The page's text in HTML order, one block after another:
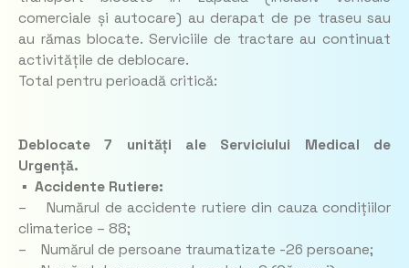
comerciale și autocare) au derapat de pe traseu sau
au rămas blocate. Serviciile de tractare au continuat
activitățile de deblocare.
Total pentru perioadă critică:
Deblocate 7 unități ale Serviciului Medical de
Urgență.
▪ Accidente Rutiere:
– Numărul de accidente rutiere din cauza condițiilor
climaterice – 88;
– Numărul de persoane traumatizate -26 persoane;